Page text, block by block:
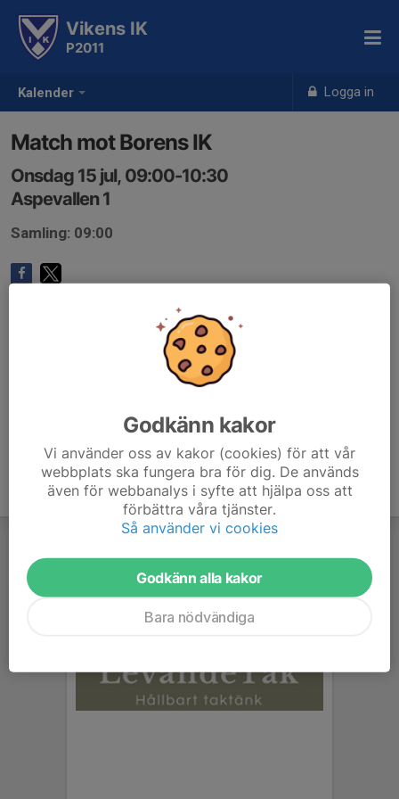
Kalender Logga in
Vikens IK
P2011
Match mot Borens IK
Onsdag 15 jul, 09:00-10:30
Aspevallen 1
Samling: 09:00
Godkänn kakor
Vi använder oss av kakor (cookies) för att vår
webbplats ska fungera bra för dig. De används
även för webbanalys i syfte att hjälpa oss att
förbättra våra tjänster.
Så använder vi cookies
Godkänn alla kakor
Bara nödvändiga